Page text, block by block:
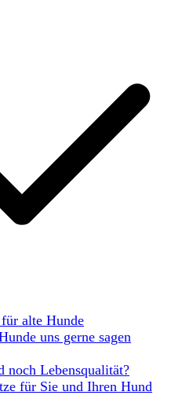
alte Hunde
uns gerne sagen
noch Lebensqualität?
für Sie und Ihren Hund